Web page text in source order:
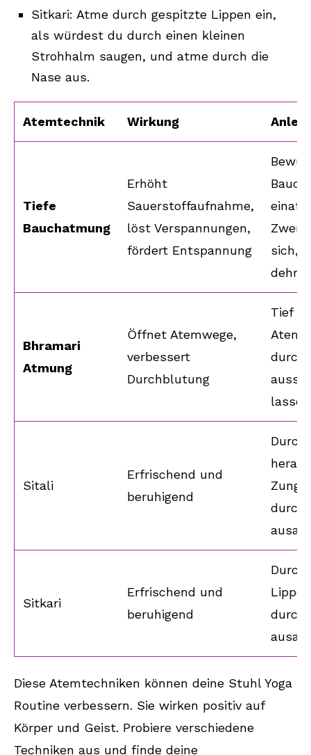
Sitkari: Atme durch gespitzte Lippen ein,
als würdest du durch einen kleinen
Strohhalm saugen, und atme durch die
Nase aus.
Atemtechnik Wirkung
Tiefe
Bauchatmung
Erhöht
Sauerstoffaufnahme,
löst Verspannungen,
fördert Entspannung
sich,
dehnt
Bhramari
Atmung
Öffnet Atemwege,
verbessert
Durchblutung
Tief
Atem
durch
lassen
Sitali
Erfrischend und
beruhigend
durch
Sitkari
Erfrischend und
beruhigend
Durch
durch
Diese Atemtechniken können deine Stuhl Yoga
Routine verbessern. Sie wirken positiv auf
Körper und Geist. Probiere verschiedene
Techniken aus und finde deine